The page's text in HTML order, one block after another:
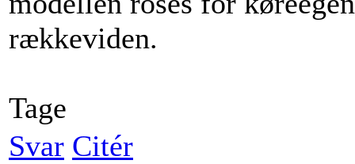
rækkeviden.
Tage
Svar Citér